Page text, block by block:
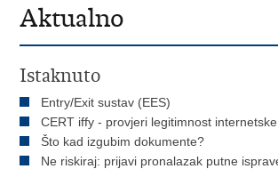
Aktualno
Istaknuto
Entry/Exit sustav (EES)
CERT iffy - provjeri legitimnost
Što kad izgubim dokumente?
Ne riskiraj: prijavi pronalazak putne